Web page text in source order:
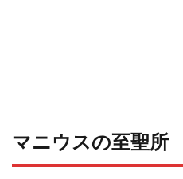
マニウスの至聖所